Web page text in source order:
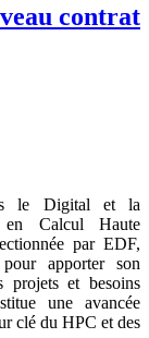
contrat
le Digital et la
en Calcul Haute
par EDF,
apporter son
projets et besoins
une avancée
clé du HPC et des